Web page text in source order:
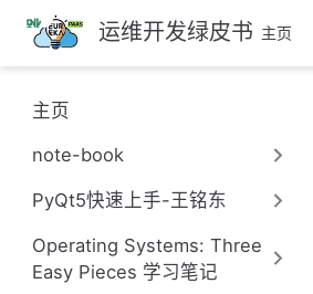
跳
至
主
要
內
运维开发绿皮书 主页
主页
note-book
PyQt5快速上手-王铭东
Operating Systems: Three
Easy Pieces 学习笔记